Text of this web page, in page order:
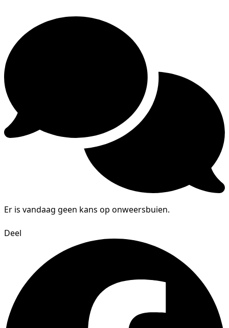
Er is vandaag geen kans op onweersbuien.
Deel